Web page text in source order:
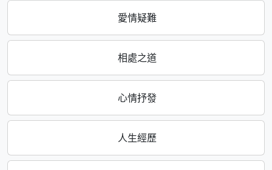
愛情疑難
相處之道
心情抒發
人生經歷